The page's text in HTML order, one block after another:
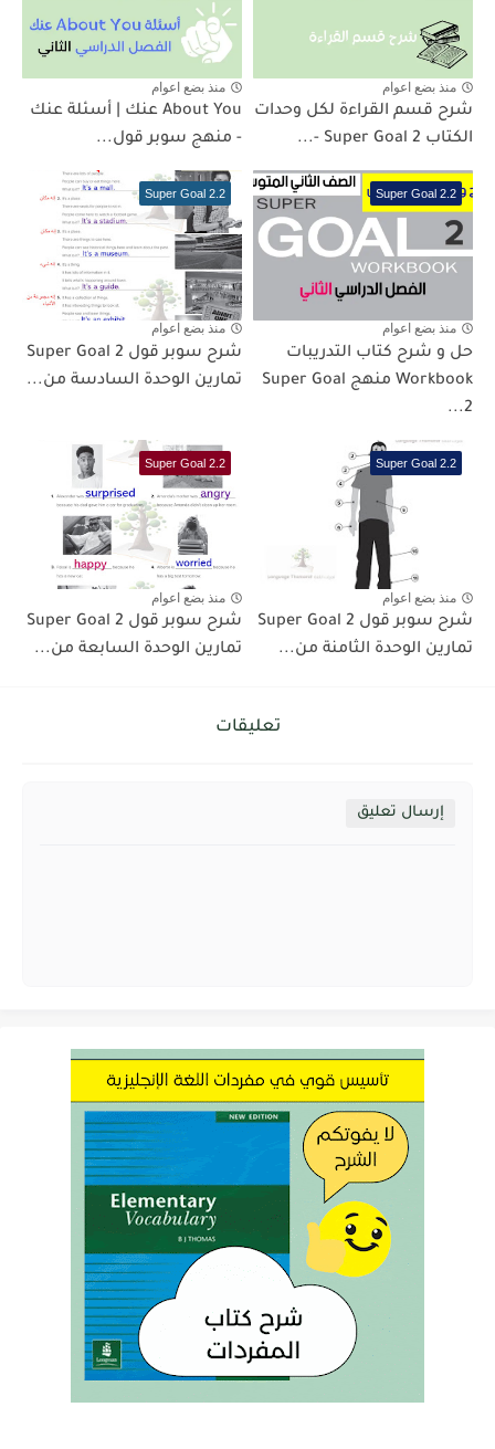
منذ بضع اعوام
شرح قسم القراءة لكل وحدات
الكتاب Super Goal 2 -...
منذ بضع اعوام
About You عنك | أسئلة عنك
- منهج سوبر قول...
Super Goal 2.2
منذ بضع اعوام
حل و شرح كتاب التدريبات
Workbook منهج Super Goal
2...
Super Goal 2.2
منذ بضع اعوام
شرح سوبر قول 2 Super Goal
تمارين الوحدة السادسة من...
Super Goal 2.2
منذ بضع اعوام
شرح سوبر قول 2 Super Goal
تمارين الوحدة الثامنة من...
Super Goal 2.2
منذ بضع اعوام
شرح سوبر قول 2 Super Goal
تمارين الوحدة السابعة من...
تعليقات
إرسال تعليق